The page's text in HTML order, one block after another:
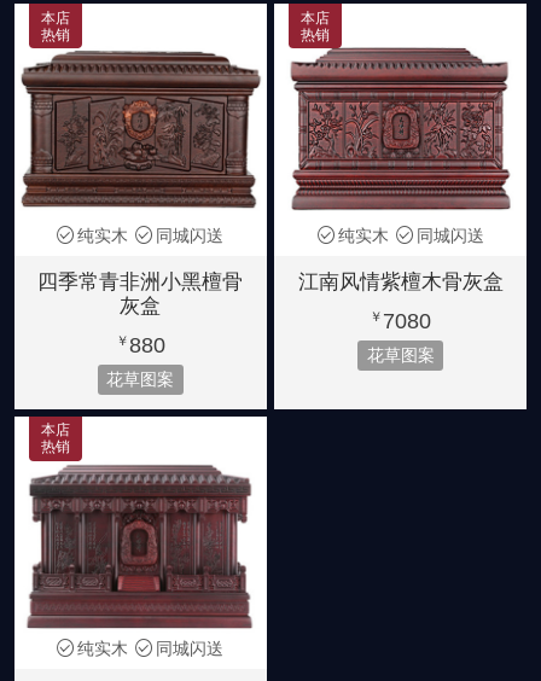
本店
热销
纯实木 同城闪送
四季常青非洲小黑檀骨
灰盒
￥880
花草图案
本店
热销
纯实木 同城闪送
江南风情紫檀木骨灰盒
￥ 7080
花草图案
本店
热销
纯实木 同城闪送